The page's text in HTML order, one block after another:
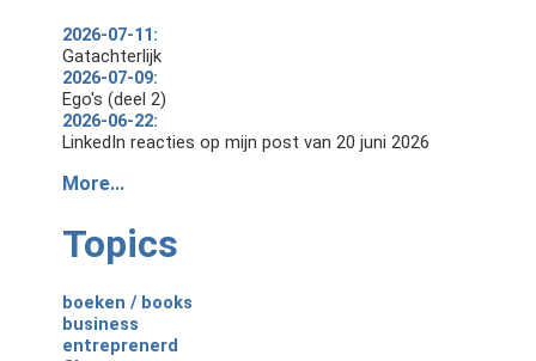
2026-07-11:
Gatachterlijk
2026-07-09:
Ego's (deel 2)
2026-06-22:
LinkedIn reacties op mijn post van 20 juni 2026
More...
Topics
boeken / books
business
entreprenerd